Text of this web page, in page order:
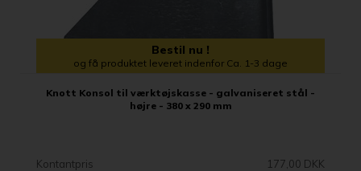
Bestil nu !
og få produktet leveret indenfor Ca. 1-3 dage
Knott Konsol til værktøjskasse - galvaniseret stål -
højre - 380 x 290 mm
Kontantpris
177,00 DKK